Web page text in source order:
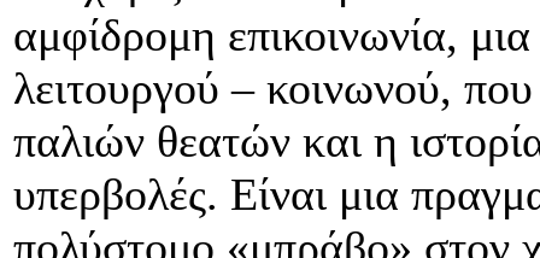
αμφίδρομη επικοινωνία,
λειτουργού – κοινωνού,
παλιών θεατών και η
υπερβολές. Είναι μια
πολύστομο «μπράβο» στον